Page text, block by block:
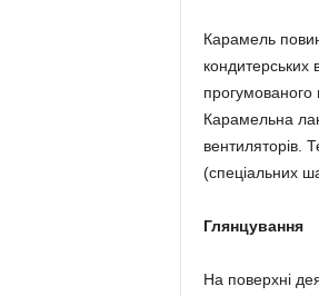
Карамель
кондитерських
Карамельна
вентиляторів.
(спеціальних
Глянцування
На поверхні